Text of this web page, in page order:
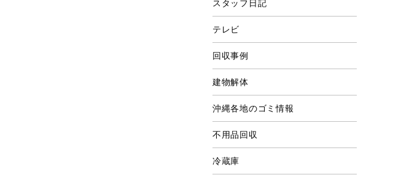
スタッフ日記
テレビ
回収事例
建物解体
沖縄各地のゴミ情報
不用品回収
冷蔵庫